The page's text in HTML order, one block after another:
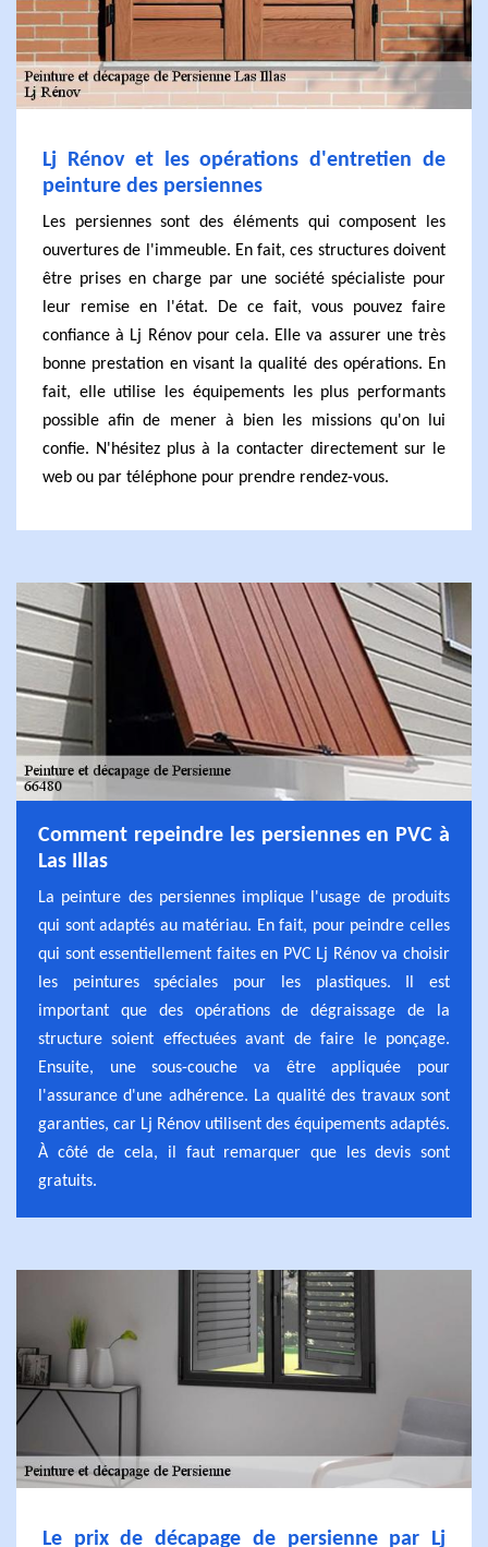
Lj Rénov et les opérations d'entretien de
peinture des persiennes
Les persiennes sont des éléments qui composent les
ouvertures de l'immeuble. En fait, ces structures doivent
être prises en charge par une société spécialiste pour
leur remise en l'état. De ce fait, vous pouvez faire
confiance à Lj Rénov pour cela. Elle va assurer une très
bonne prestation en visant la qualité des opérations. En
fait, elle utilise les équipements les plus performants
possible afin de mener à bien les missions qu'on lui
confie. N'hésitez plus à la contacter directement sur le
web ou par téléphone pour prendre rendez-vous.
Comment repeindre les persiennes en PVC à
Las Illas
La peinture des persiennes implique l'usage de produits
qui sont adaptés au matériau. En fait, pour peindre celles
qui sont essentiellement faites en PVC Lj Rénov va choisir
les peintures spéciales pour les plastiques. Il est
important que des opérations de dégraissage de la
structure soient effectuées avant de faire le ponçage.
Ensuite, une sous-couche va être appliquée pour
l'assurance d'une adhérence. La qualité des travaux sont
garanties, car Lj Rénov utilisent des équipements adaptés.
À côté de cela, il faut remarquer que les devis sont
gratuits.
Le prix de décapage de persienne par Lj